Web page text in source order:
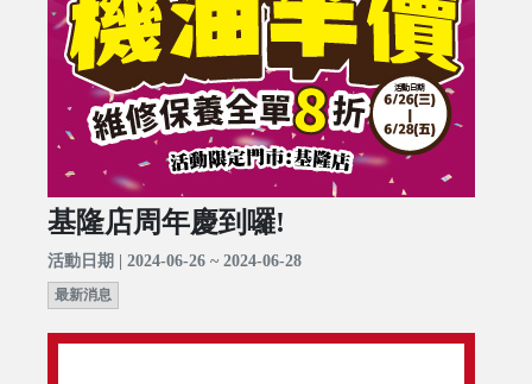
基隆店周年慶到囉!
活動日期 | 2024-06-26 ~ 2024-06-28
最新消息